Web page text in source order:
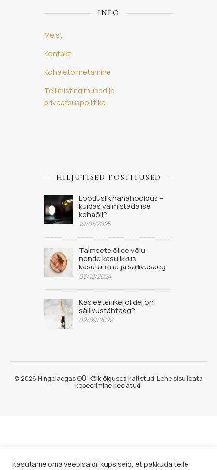
INFO
Meist
Kontakt
Kohaletoimetamine
Tellimistingimused ja
privaatsuspoliitika
HILJUTISED POSTITUSED
Looduslik nahahooldus –
kuidas valmistada ise
kehaõli?
19/01/2025
Taimsete õlide võlu –
nende kasulikkus,
kasutamine ja säilivusaeg
03/12/2024
Kas eeterlikel õlidel on
säilivustähtaeg?
02/09/2022
© 2026 Hingelaegas OÜ. Kõik õigused kaitstud. Lehe sisu loata
kopeerimine keelatud.
Kasutame oma veebisaidil küpsiseid, et pakkuda teile